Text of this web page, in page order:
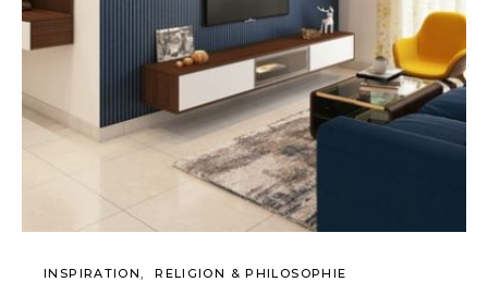
INSPIRATION RELIGION & PHILOSOPHIE